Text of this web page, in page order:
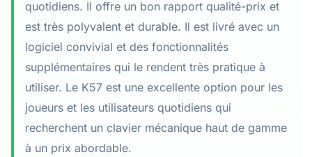
quotidiens. Il offre un bon rapport qualité-prix et
est très polyvalent et durable. Il est livré avec un
logiciel convivial et des fonctionnalités
supplémentaires qui le rendent très pratique à
utiliser. Le K57 est une excellente option pour les
joueurs et les utilisateurs quotidiens qui
recherchent un clavier mécanique haut de gamme
à un prix abordable.